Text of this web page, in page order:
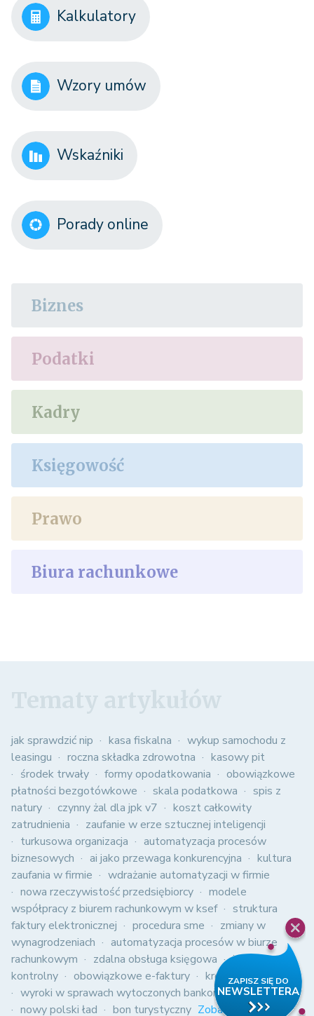
Kalkulatory
Wzory umów
Wskaźniki
Porady online
Biznes
Podatki
Kadry
Księgowość
Prawo
Biura rachunkowe
jak sprawdzić nip kasa fiskalna
wykup samochodu z
leasingu
roczna składka zdrowotna
kasowy pit
środek trwały
formy opodatkowania
obowiązkowe
płatności bezgotówkowe
skala podatkowa
spis z
natury
czynny żal dla jpk v7
koszt całkowity
zatrudnienia
zaufanie w erze sztucznej inteligencji
turkusowa organizacja
automatyzacja procesów
biznesowych
ai jako przewaga konkurencyjna
kultura
zaufania w firmie
wdrażanie automatyzacji w firmie
nowa rzeczywistość przedsiębiorcy
modele
współpracy z biurem rachunkowym w ksef
struktura
faktury elektronicznej
procedura sme
zmiany w
wynagrodzeniach
automatyzacja procesów w biurze
rachunkowym
zdalna obsługa księgowa
jednolity plik
kontrolny
obowiązkowe e-faktury
kredyt 2%
wyroki w sprawach wytoczonych bankom
polski ład
nowy polski ład
bon turystyczny Zobacz wszystkie